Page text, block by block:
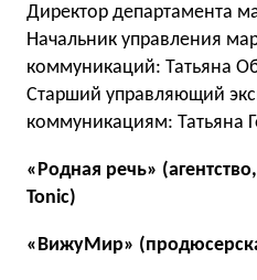
Директор департамента
Начальник управления
коммуникаций: Татьяна
Старший управляющий
коммуникациям: Татьяна
«Родная речь»
Tonic)
«ВижуМир»